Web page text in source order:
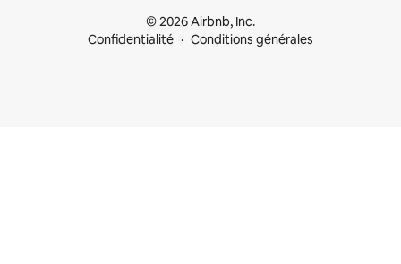
© 2026 Airbnb, Inc.
Confidentialité
Conditions générales